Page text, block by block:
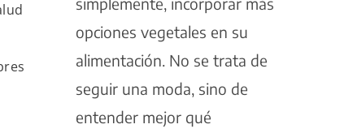
opciones vegetales en su
alimentación. No se trata de
seguir una moda, sino de
entender mejor qué